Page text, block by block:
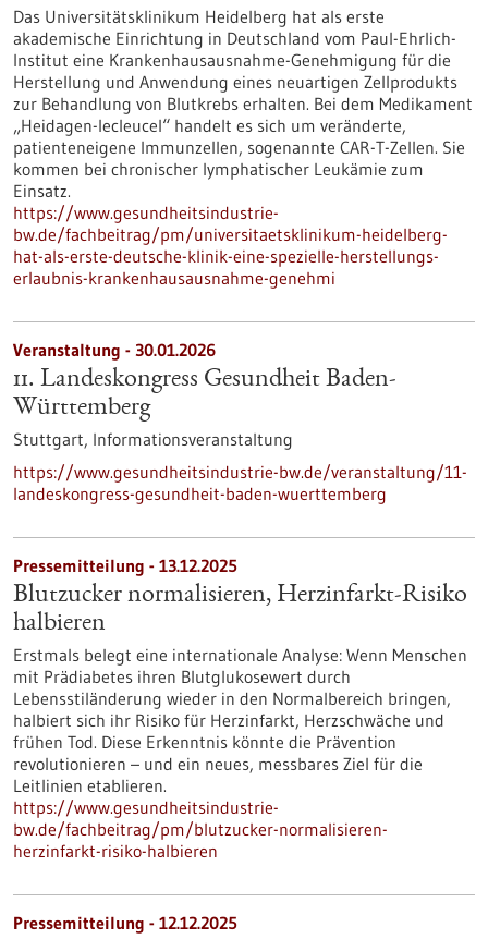
Das Universitätsklinikum Heidelberg hat als erste
akademische Einrichtung in Deutschland vom Paul-Ehrlich-
Institut eine Krankenhausausnahme-Genehmigung für die
Herstellung und Anwendung eines neuartigen Zellprodukts
zur Behandlung von Blutkrebs erhalten. Bei dem Medikament
„Heidagen-lecleucel“ handelt es sich um veränderte,
patienteneigene Immunzellen, sogenannte CAR-T-Zellen. Sie
kommen bei chronischer lymphatischer Leukämie zum
Einsatz.
https://www.gesundheitsindustrie-
bw.de/fachbeitrag/pm/universitaetsklinikum-heidelberg-
hat-als-erste-deutsche-klinik-eine-spezielle-herstellungs-
erlaubnis-krankenhausausnahme-genehmi
Veranstaltung - 30.01.2026
11. Landeskongress Gesundheit Baden-
Württemberg
Stuttgart, Informationsveranstaltung
https://www.gesundheitsindustrie-bw.de/veranstaltung/11-
landeskongress-gesundheit-baden-wuerttemberg
Pressemitteilung - 13.12.2025
Blutzucker normalisieren, Herzinfarkt-Risiko
halbieren
Erstmals belegt eine internationale Analyse: Wenn Menschen
mit Prädiabetes ihren Blutglukosewert durch
Lebensstiländerung wieder in den Normalbereich bringen,
halbiert sich ihr Risiko für Herzinfarkt, Herzschwäche und
frühen Tod. Diese Erkenntnis könnte die Prävention
revolutionieren – und ein neues, messbares Ziel für die
Leitlinien etablieren.
https://www.gesundheitsindustrie-
bw.de/fachbeitrag/pm/blutzucker-normalisieren-
herzinfarkt-risiko-halbieren
Pressemitteilung - 12.12.2025